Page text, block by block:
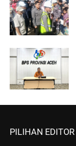
PILIHAN EDITOR